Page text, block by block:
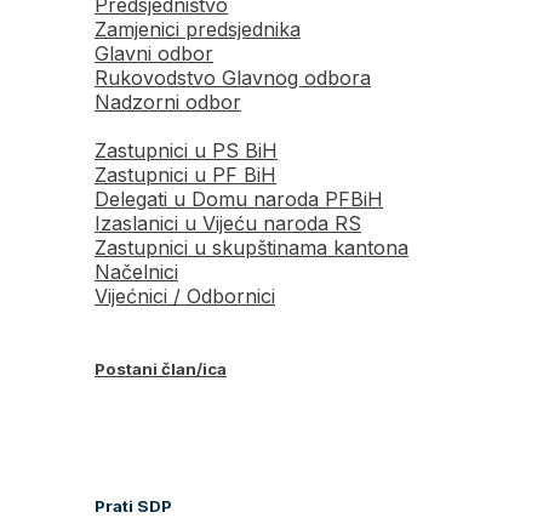
Zamjenici predsjednika
Glavni odbor
Rukovodstvo Glavnog odbora
Nadzorni odbor
Zastupnici u PS BiH
Zastupnici u PF BiH
Delegati u Domu naroda PFBiH
Izaslanici u Vijeću naroda RS
Zastupnici u skupštinama kantona
Načelnici
Vijećnici / Odbornici
Postani član/ica
Prati SDP